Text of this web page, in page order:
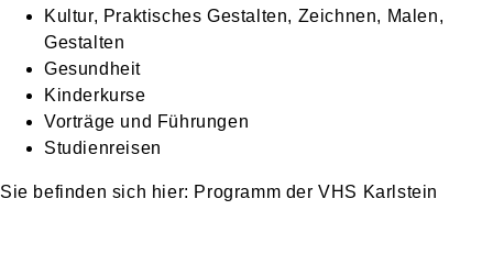
Kultur, Praktisches Gestalten, Zeichnen, Malen,
Gestalten
Gesundheit
Kinderkurse
Vorträge und Führungen
Studienreisen
Programm der VHS Karlstein